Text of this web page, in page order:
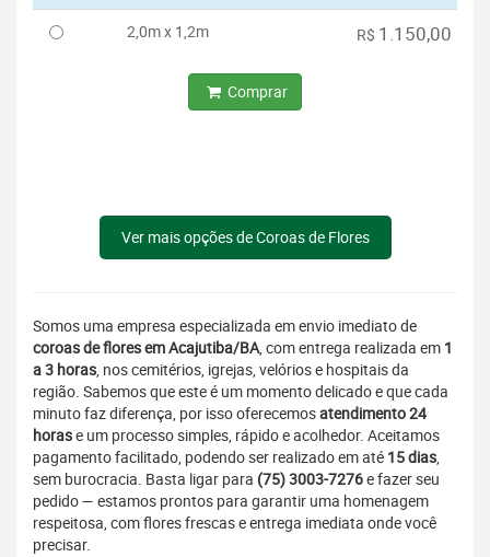
2,0m x 1,2m R$ 1.150,00
Comprar
Ver mais opções de Coroas de Flores
Somos uma empresa especializada em envio imediato de
coroas de flores em Acajutiba/BA, com entrega realizada em 1
a 3 horas, nos cemitérios, igrejas, velórios e hospitais da
região. Sabemos que este é um momento delicado e que cada
minuto faz diferença, por isso oferecemosatendimento 24
horase um processo simples, rápido e acolhedor. Aceitamos
pagamento facilitado, podendo ser realizado em até 15 dias,
sem burocracia. Basta ligar para (75) 3003-7276e fazer seu
pedido — estamos prontos para garantir uma homenagem
respeitosa, com flores frescas e entrega imediata onde você
precisar.